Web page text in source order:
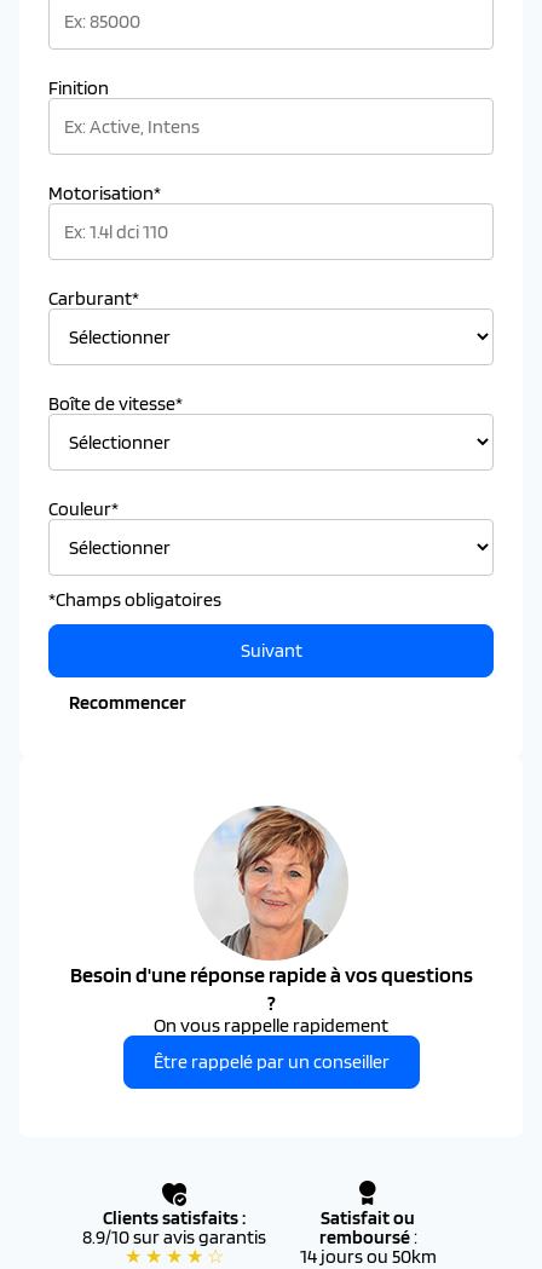
Finition
Motorisation*
Carburant*
Boîte de vitesse*
Couleur*
*Champs obligatoires
Recommencer
Suivant
Besoin d'une réponse rapide à vos questions
?
On vous rappelle rapidement
Être rappelé par un conseiller
Clients satisfaits :
8.9/10 sur avis garantis
★ ★ ★ ★ ☆
Satisfait ou
remboursé:
14 jours ou 50km